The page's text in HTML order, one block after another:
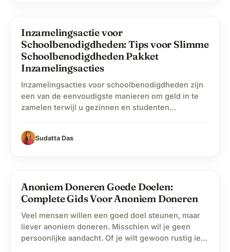
schoolOnderwijs
Inzamelingsactie voor
Schoolbenodigdheden: Tips voor Slimme
Schoolbenodigdheden Pakket
Inzamelingsacties
Inzamelingsacties voor schoolbenodigdheden zijn
een van de eenvoudigste manieren om geld in te
zamelen terwijl u gezinnen en studenten
hét moment waarop studenten en ouders ervoor
zorgen dat ze de nodige schoolbenodigdheden
Sudatta Das
labelDonaties
Anoniem Doneren Goede Doelen:
Complete Gids Voor Anoniem Doneren
Veel mensen willen een goed doel steunen, maar
liever anoniem doneren. Misschien wil je geen
persoonlijke aandacht. Of je wilt gewoon rustig iets